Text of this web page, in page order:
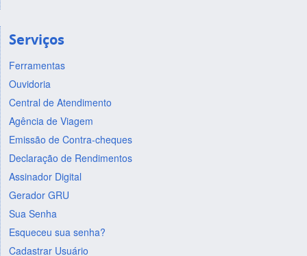
Serviços
Ferramentas
Ouvidoria
Central de Atendimento
Agência de Viagem
Emissão de Contra-cheques
Declaração de Rendimentos
Assinador Digital
Gerador GRU
Sua Senha
Esqueceu sua senha?
Cadastrar Usuário